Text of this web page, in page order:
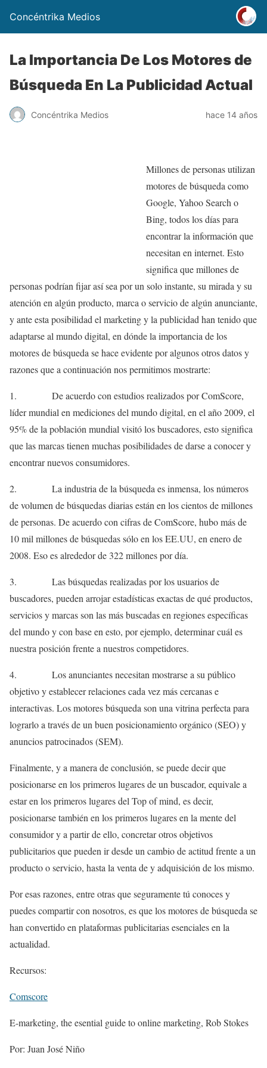
Concéntrika Medios
La Importancia De Los Motores de
Búsqueda En La Publicidad Actual
Concéntrika Medios hace 14 años
Millones de personas utilizan
motores de búsqueda como
Google, Yahoo Search o
Bing, todos los días para
encontrar la información que
necesitan en internet. Esto
significa que millones de
personas podrían fijar así sea por un solo instante, su mirada y su
atención en algún producto, marca o servicio de algún anunciante,
y ante esta posibilidad el marketing y la publicidad han tenido que
adaptarse al mundo digital, en dónde la importancia de los
motores de búsqueda se hace evidente por algunos otros datos y
razones que a continuación nos permitimos mostrarte:
1. De acuerdo con estudios realizados por ComScore,
líder mundial en mediciones del mundo digital, en el año 2009, el
95% de la población mundial visitó los buscadores, esto significa
que las marcas tienen muchas posibilidades de darse a conocer y
encontrar nuevos consumidores.
2. La industria de la búsqueda es inmensa, los números
de volumen de búsquedas diarias están en los cientos de millones
de personas. De acuerdo con cifras de ComScore, hubo más de
10 mil millones de búsquedas sólo en los EE.UU, en enero de
2008. Eso es alrededor de 322 millones por día.
3. Las búsquedas realizadas por los usuarios de
buscadores, pueden arrojar estadísticas exactas de qué productos,
servicios y marcas son las más buscadas en regiones específicas
del mundo y con base en esto, por ejemplo, determinar cuál es
nuestra posición frente a nuestros competidores.
4. Los anunciantes necesitan mostrarse a su público
objetivo y establecer relaciones cada vez más cercanas e
interactivas. Los motores búsqueda son una vitrina perfecta para
lograrlo a través de un buen posicionamiento orgánico (SEO) y
anuncios patrocinados (SEM).
Finalmente, y a manera de conclusión, se puede decir que
posicionarse en los primeros lugares de un buscador, equivale a
estar en los primeros lugares del Top of mind, es decir,
posicionarse también en los primeros lugares en la mente del
consumidor y a partir de ello, concretar otros objetivos
publicitarios que pueden ir desde un cambio de actitud frente a un
producto o servicio, hasta la venta de y adquisición de los mismo.
Por esas razones, entre otras que seguramente tú conoces y
puedes compartir con nosotros, es que los motores de búsqueda se
han convertido en plataformas publicitarias esenciales en la
actualidad.
Recursos:
Comscore
E-marketing, the esential guide to online marketing, Rob Stokes
Por: Juan José Niño